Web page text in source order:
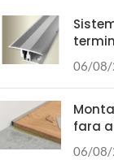
06/08/
fara
06/08/